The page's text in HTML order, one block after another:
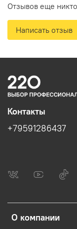
Сменные
S2, S1 и S3,
Отзывов еще
Написать отзыв
О компании
Контакты
+79591286437